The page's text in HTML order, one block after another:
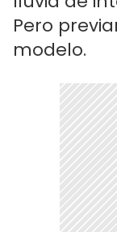
Pero
modelo.